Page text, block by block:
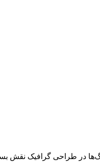
برای شما توضیح بدم، رنگ‌ها